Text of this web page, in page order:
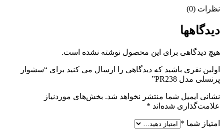
نظرات (0)
دیدگاهها
هیچ دیدگاهی برای این محصول نوشته نشده است.
اولین نفری باشید که دیدگاهی را ارسال می کنید برای “سشوار
پرنسلی مدل PR238”
نشانی ایمیل شما منتشر نخواهد شد. بخش‌های موردنیاز
علامت‌گذاری شده‌اند *
امتیاز شما *